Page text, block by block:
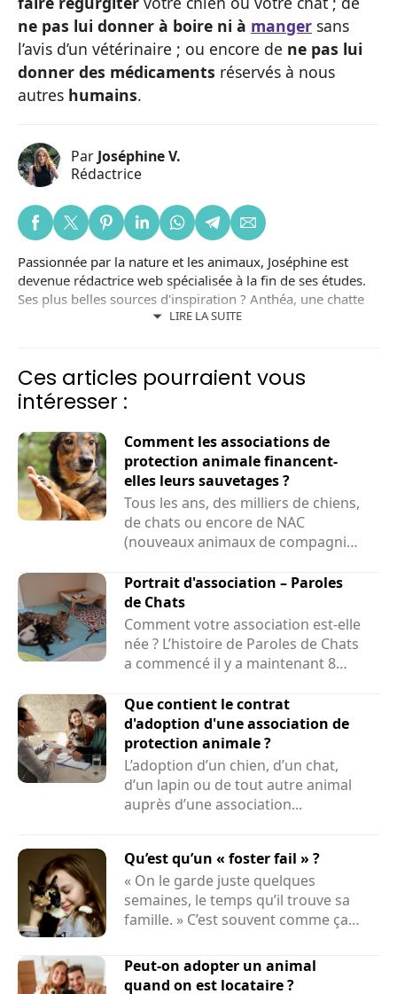
ne pas lui donner à boire ni à manger sans
l’avis d’un vétérinaire ; ou encore de ne pas lui
donner des médicaments réservés à nous
autres humains.
Par Joséphine V.
Rédactrice
LIRE LA SUITE
Passionnée par la nature et les animaux, Joséphine est
devenue rédactrice web spécialisée à la fin de ses études.
Ses plus belles sources d'inspiration ? Anthéa, une chatte
noire adoptée dans un refuge local ; et Lizzy, une chienne
Ces articles pourraient vous
intéresser :
Comment les associations de
protection animale financent-
elles leurs sauvetages ?
Tous les ans, des milliers de chiens,
de chats ou encore de NAC
(nouveaux animaux de compagnie)
Portrait d'association – Paroles
de Chats
Comment votre association est-elle
née ? L’histoire de Paroles de Chats
a commencé il y a maintenant 8
Que contient le contrat
d'adoption d'une association de
protection animale ?
L’adoption d’un chien, d’un chat,
d’un lapin ou de tout autre animal
auprès d’une association...
Qu’est qu’un « foster fail » ?
« On le garde juste quelques
semaines, le temps qu’il trouve sa
famille. » C’est souvent comme ça
Peut-on adopter un animal
quand on est locataire ?